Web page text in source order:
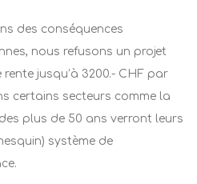
des conséquences
nous refusons un projet
jusqu’à 3200.- CHF par
certains secteurs comme la
plus de 50 ans verront leurs
système de